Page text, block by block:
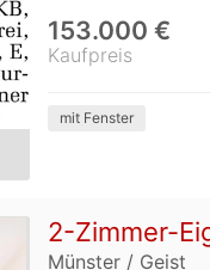
Kaufpreis
153.000 €
mit Fenster
2-Zimmer-
Münster / Geist